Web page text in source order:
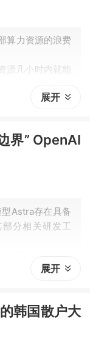
算力资源的浪费
源几小时内就能
展开
界” OpenAI
Astra存在具备
分相关研发工
约束能力的担
展开
韩国散户大